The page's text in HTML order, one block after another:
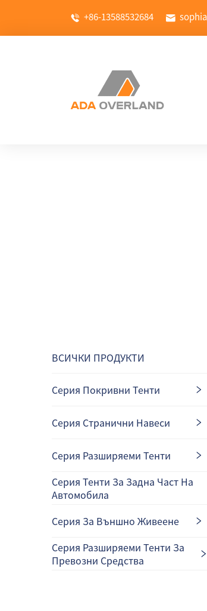
+86-13588532684
ВСИЧКИ ПРОДУКТИ
Серия Покривни Тенти
Серия Странични Навеси
Серия Разширяеми Тенти
Серия Тенти За Задна Част На
Автомобила
Серия За Външно Живеене
Серия Разширяеми Тенти За
Превозни Средства